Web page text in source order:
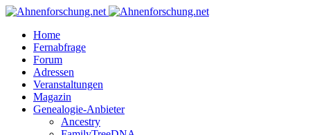
Home
Fernabfrage
Forum
Adressen
Veranstaltungen
Magazin
Genealogie-Anbieter
Ancestry